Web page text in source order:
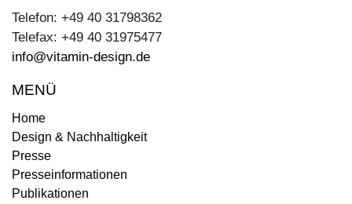
Telefon: +49 40 31798362
Telefax: +49 40 31975477
info@vitamin-design.de
MENÜ
Home
Design & Nachhaltigkeit
Presse
Presseinformationen
Publikationen